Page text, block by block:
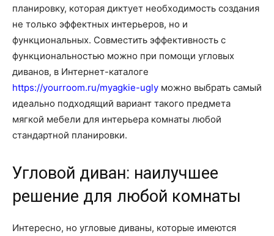
планировку, которая диктует необходимость создания
не только эффектных интерьеров, но и
функциональных. Совместить эффективность с
функциональностью можно при помощи угловых
диванов, в Интернет-каталоге
https://yourroom.ru/myagkie-ugly можно выбрать самый
идеально подходящий вариант такого предмета
мягкой мебели для интерьера комнаты любой
стандартной планировки.
Угловой диван: наилучшее
решение для любой комнаты
Интересно, но угловые диваны, которые имеются